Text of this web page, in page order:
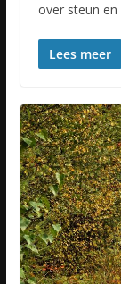
over steun en
Lees meer